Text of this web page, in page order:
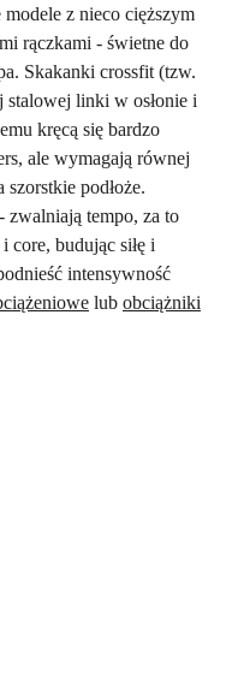
z nieco cięższym
rączkami - świetne do
Skakanki crossfit (tzw.
stalowej linki w osłonie i
kręcą się bardzo
ale wymagają równej
podłoże.
zwalniają tempo, za to
core, budując siłę i
intensywność
lub obciążniki